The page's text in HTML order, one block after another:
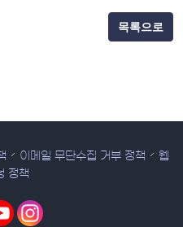
목록으로
이메일 무단수집 거부 정책
웹
정책